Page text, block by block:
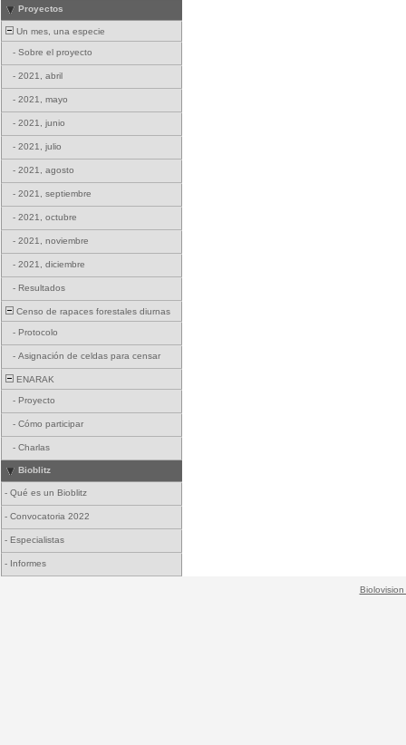
Proyectos
Un mes, una especie
- Sobre el proyecto
- 2021, abril
- 2021, mayo
- 2021, junio
- 2021, julio
- 2021, agosto
- 2021, septiembre
- 2021, octubre
- 2021, noviembre
- 2021, diciembre
- Resultados
Censo de rapaces forestales diurnas
- Protocolo
- Asignación de celdas para censar
ENARAK
- Proyecto
- Cómo participar
- Charlas
Bioblitz
- Qué es un Bioblitz
- Convocatoria 2022
- Especialistas
- Informes
Biolovision